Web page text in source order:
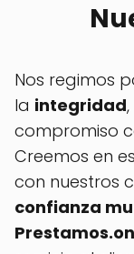
Nos regimos
la integridad
compromiso
Creemos en
con nuestros
confianza